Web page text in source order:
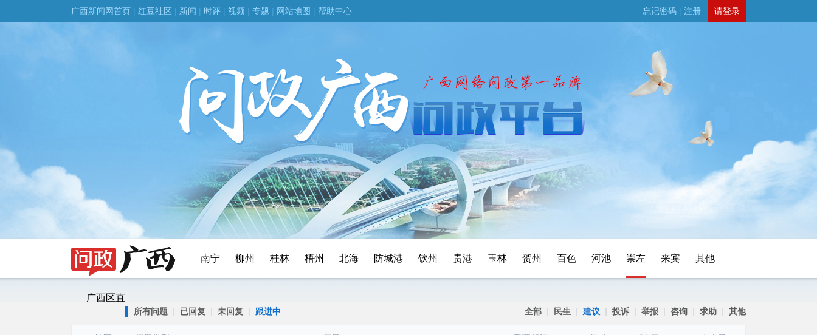
广西新闻网首页 | 红豆社区 | 新闻 | 时评 | 视频 | 专题 | 网站地图 | 帮助中心 请登录
忘记密码 | 注册
南宁 柳州 桂林 梧州 北海 防城港 钦州 贵港 玉林 贺州 百色 河池 崇左 来宾 其他
广西区直
所有问题 | 已回复 | 未回复 | 跟进中 全部 | 民生 | 建议 | 投诉 | 举报 | 咨询 | 求助 | 其他